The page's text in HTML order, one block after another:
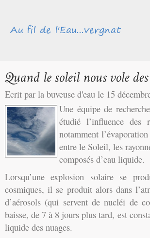
Ecrit par la buveuse d'eau le 15
Une équipe de
étudié l’influence des
notamment
entre le Soleil, les
composés d’eau liquide.
Lorsqu’une explosion solaire se
cosmiques, il se produit alors dans
d’aérosols (qui servent de nucléi de
baisse, de 7 à 8 jours plus tard, est
liquide des nuages.